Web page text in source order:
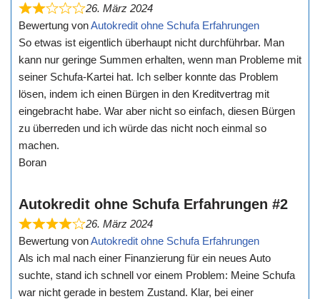
26. März 2024
Bewertung vonAutokredit ohne Schufa Erfahrungen
So etwas ist eigentlich überhaupt nicht durchführbar. Man
kann nur geringe Summen erhalten, wenn man Probleme mit
seiner Schufa-Kartei hat. Ich selber konnte das Problem
lösen, indem ich einen Bürgen in den Kreditvertrag mit
eingebracht habe. War aber nicht so einfach, diesen Bürgen
zu überreden und ich würde das nicht noch einmal so
machen.
Boran
Autokredit ohne Schufa Erfahrungen #2
26. März 2024
Bewertung vonAutokredit ohne Schufa Erfahrungen
Als ich mal nach einer Finanzierung für ein neues Auto
suchte, stand ich schnell vor einem Problem: Meine Schufa
war nicht gerade in bestem Zustand. Klar, bei einer